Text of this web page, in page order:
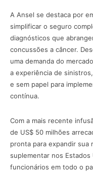
A Ansel se destaca por
simplificar o seguro
diagnósticos que
concussões a câncer.
uma demanda do
a experiência de
e sem papel para
contínua.
Com a mais recente
de US$ 50 milhões
pronta para expandir sua
suplementar nos
funcionários em todo o